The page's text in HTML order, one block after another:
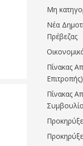
Μη
Νέα
Πρέβεζας
Πίνακας
Επιτροπής)
Πίνακας